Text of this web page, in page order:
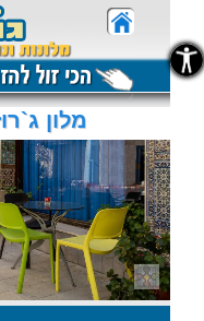
מלון
נגישות
נגישות